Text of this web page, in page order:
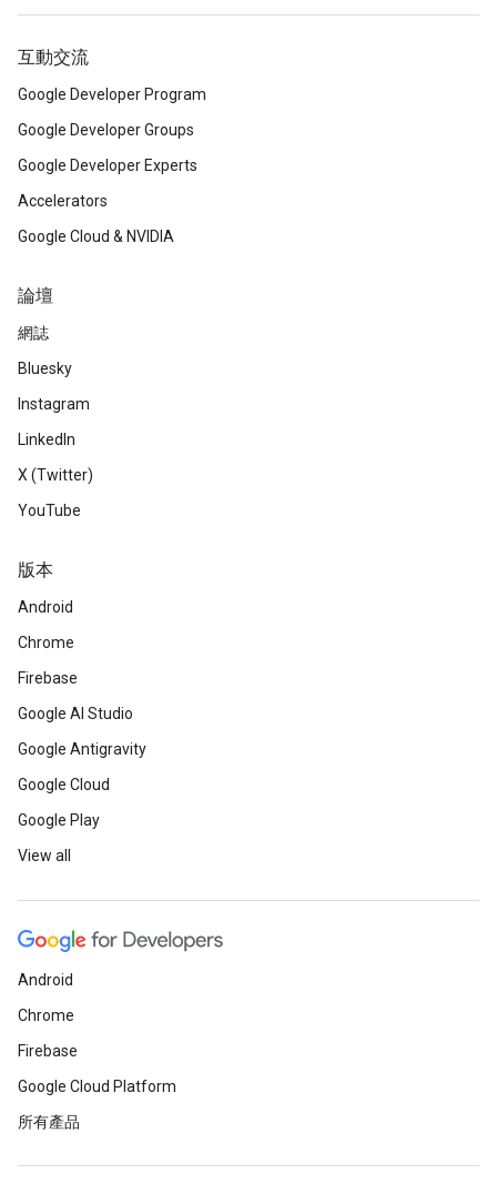
互動交流
Google Developer Program
Google Developer Groups
Google Developer Experts
Accelerators
Google Cloud & NVIDIA
論壇
網誌
Bluesky
Instagram
LinkedIn
X (Twitter)
YouTube
版本
Android
Chrome
Firebase
Google AI Studio
Google Antigravity
Google Cloud
Google Play
View all
Android
Chrome
Firebase
Google Cloud Platform
所有產品